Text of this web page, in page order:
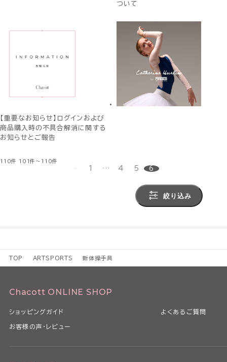
ついて
【重要なお知らせ】ログインおよび
商品購入時の不具合解消に関する
お知らせとご報告
110件 101件～110件
1 … 4 5 6
絞り込み
TOP ARTSPORTS 新体操手具
Chacott ONLINE SHOP
ショッピングガイド よくあるご質問
お客様の声・レビュー